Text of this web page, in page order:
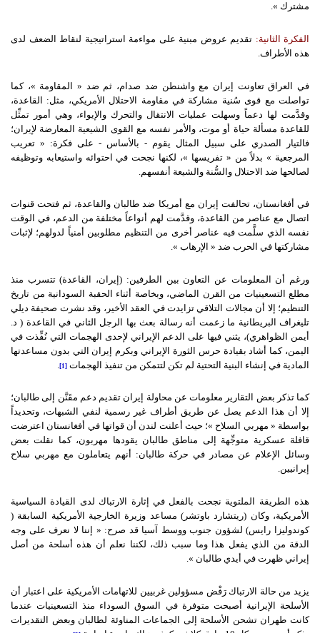
مشترك ».
الفكرة الثانية: تقديم عروض مبنية على مواءمة استراتيجية لنقاط الضعف لدى
هذه الأطراف.
في العراق تعاونت إيران مع واشنطن ضد صدام، ثم ضد « المقاومة »، كما
تواصلت مع قوى سُنية مشاركة في مقاومة الاحتلال الأمريكي، مثل: القاعدة،
وقدَّمت لها دعماً وسهلت عمليات الانتقال والتحرك والإيواء، وهي أمور تمثِّل
للقاعدة مسألة حياة أو موت، والأمر نفسه مع القوى الشيعية المعارضة لإيران؛
فالتيار الصدري على سبيل المثال يقوم - بالأساس - على فكرة: « تعريب
المرجعية » بدلاً من « تفريسها »، لكنها نجحت في احتوائه واستيعابه وتوظيفه
لصالحها ضد الاحتلال والسُّنة والشيعة أنفسهم.
في أفغانستان، تحالفت إيران مع أمريكا ضد طالبان والقاعدة، ثم فتحت قنوات
اتصال مع عناصر من القاعدة، وقدَّمت لهم أنواعاً مختلفة من الدعم، في الوقت
نفسه الذي سلَّمت فيه عناصر أخرى من التنظيم مطلوبين أمنياً لدولهم؛ لإثبات
مشاركتها في الحرب ضد « الإرهاب ».
ورغم أن المعلومات عن التعاون بين الطرفين: (إيران، القاعدة) تتسرب منذ
مطلع التسعينيات من القرن الماضي، وبخاصة أثناء الحقبة السودانية من تاريخ
التنظيم؛ إلا أن مجالات التلاقي تزايدت في العقد الأخير، وقد نشرت صحيفة ديلي
تليغراف البريطانية ما زعمت أنه رسالة بعث بها الرجل الثاني في القاعدة ( د.
أيمن الظواهري)، يثني فيها على الدعم الإيراني لإحدى الهجمات التي نُفِّذت في
اليمن، كما أشاد بقيادة حرس الثورة الإيراني وبكرم إيران التي بدون مساعدتها
المادية في إنشاء البنية التحتية لم تكن لتتمكن من تنفيذ الهجمات [1]
كما تذكر بعض التقارير معلومات عن محاولة إيران تقديم دعم مقَنَّن إلى طالبان؛
إلا أن هذا الدعم يصل عن طريق أطراف غير رسمية لنفي الشبهات، وتحديداً
بواسطة « مهربي السلاح »؛ حيث أعلنت لندن أن قواتها في أفغانستان اعترضت
قافلة عسكرية متوجِّهة إلى مناطق طالبان يقودها مهربون، كما نقلت بعض
وسائل الإعلام عن مصادر في حركة طالبان: أنهم يتعاملون مع مهربي سلاح
إيرانيين.
هذه الطريقة الملتوية نجحت بالفعل في إثارة الارتباك لدى القيادة السياسية
الأمريكية، وكان (ريتشارد باوتشر) مساعد وزيرة الخارجية الأمريكية السابقة (
كوندوليزا رايس) لشؤون جنوب ووسط آسيا قد صرح: « إننا لا نعرف على وجه
الدقة من الذي يفعل هذا وما سبب ذلك، لكننا نعلم أن هذه أسلحة من أصل
إيراني ظهرت في أيدي طالبان ».
يزيد من حالة الارتباك رَفْض مسؤولين غربيين للاتهامات الأمريكية على اعتبار أن
الأسلحة الإيرانية أصبحت متوفرة في السوق السوداء منذ التسعينيات عندما
كانت طهران تشحن الأسلحة إلى الجماعات المناوئة لطالبان وبعض التقديرات